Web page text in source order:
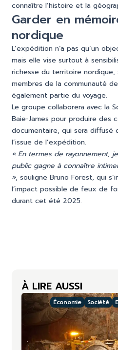
connaître l’histoire et la
Garder en
nordique
L’expédition n’a pas qu’un
mais elle vise surtout à
richesse du territoire nordique,
membres de la communauté
également partie du voyage.
Le groupe collaborera avec la
Baie-James pour produire des
documentaire, qui sera diffusé
l’issue de l’expédition.
« En termes de rayonnement,
public gagne à connaître
», souligne Bruno Forest, qui
l’impact possible de feux de
durant cet été 2025.
À LIRE AUSSI
Économie Société